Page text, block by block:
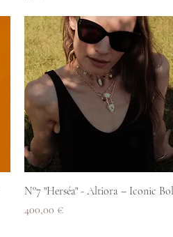
Aperçu rapide
N°7 "Herséa" - Altiora – Iconic
Prix
400,00 €